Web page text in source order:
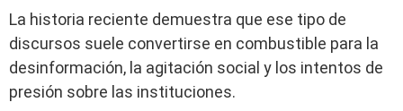
La historia reciente demuestra que ese tipo de
discursos suele convertirse en combustible para la
desinformación, la agitación social y los intentos de
presión sobre las instituciones.